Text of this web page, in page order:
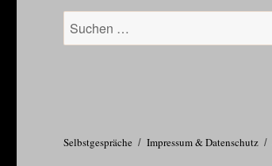
Suchen
nach:
Selbstgespräche Impressum & Datenschutz